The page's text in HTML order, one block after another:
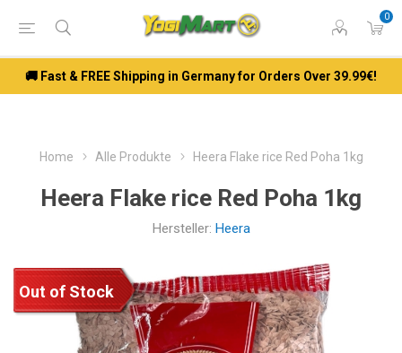
0
🚚 Fast & FREE Shipping in Germany for Orders Over 39.99€!
Home Alle Produkte Heera Flake rice Red Poha 1kg
Heera Flake rice Red Poha 1kg
Hersteller: Heera
Out of Stock